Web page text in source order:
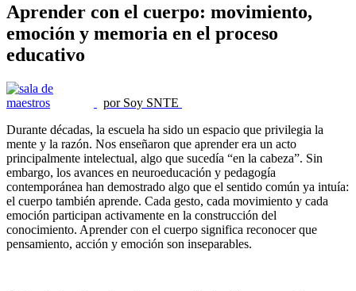
Aprender con el cuerpo: movimiento,
emoción y memoria en el proceso
educativo
por Soy SNTE
Durante décadas, la escuela ha sido un espacio que privilegia la
mente y la razón. Nos enseñaron que aprender era un acto
principalmente intelectual, algo que sucedía “en la cabeza”. Sin
embargo, los avances en neuroeducación y pedagogía
contemporánea han demostrado algo que el sentido común ya intuía:
el cuerpo también aprende. Cada gesto, cada movimiento y cada
emoción participan activamente en la construcción del
conocimiento. Aprender con el cuerpo significa reconocer que
pensamiento, acción y emoción son inseparables.